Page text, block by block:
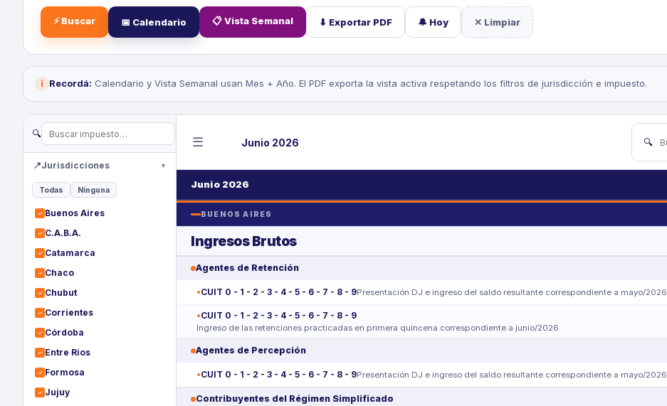
⚡ Buscar 📅 Calendario 📋 Vista Semanal ⬇ Exportar PDF 🔔 Hoy ✕ Limpiar
i Recordá: Calendario y Vista Semanal usan Mes + Año. El PDF exporta la vista activa respetando los filtros de jurisdicción e impuesto.
🔍
📍Jurisdicciones ▼
Todas Ninguna
✓ Buenos Aires
✓ C.A.B.A.
✓ Catamarca
✓ Chaco
✓ Chubut
✓ Corrientes
✓ Córdoba
✓ Entre Rios
✓ Formosa
✓ Jujuy
☰ Junio 2026 🔍
Junio 2026
BUENOS AIRES
Ingresos Brutos
Agentes de Retención
CUIT 0 - 1 - 2 - 3 - 4 - 5 - 6 - 7 - 8 - 9Presentación DJ e ingreso del saldo resultante correspondiente a mayo/2026
CUIT 0 - 1 - 2 - 3 - 4 - 5 - 6 - 7 - 8 - 9
Ingreso de las retenciones practicadas en primera quincena correspondiente a junio/2026
Agentes de Percepción
CUIT 0 - 1 - 2 - 3 - 4 - 5 - 6 - 7 - 8 - 9Presentación DJ e ingreso del saldo resultante correspondiente a mayo/2026
Contribuyentes del Régimen Simplificado